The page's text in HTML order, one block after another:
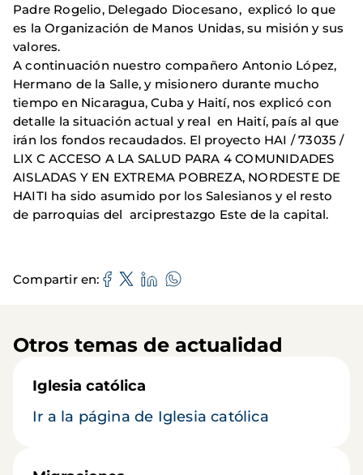
Padre Rogelio, Delegado Diocesano, explicó lo que
es la Organización de Manos Unidas, su misión y sus
valores.
A continuación nuestro compañero Antonio López,
Hermano de la Salle, y misionero durante mucho
tiempo en Nicaragua, Cuba y Haití, nos explicó con
detalle la situación actual y real en Haití, país al que
irán los fondos recaudados. El proyecto HAI / 73035 /
LIX C ACCESO A LA SALUD PARA 4 COMUNIDADES
AISLADAS Y EN EXTREMA POBREZA, NORDESTE DE
HAITI ha sido asumido por los Salesianos y el resto
de parroquias del arciprestazgo Este de la capital.
Compartir en
Otros temas de actualidad
Iglesia católica
Ir a la página de Iglesia católica